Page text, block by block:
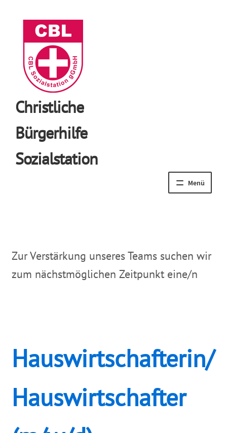
Christliche
Bürgerhilfe
Sozialstation
Menü
Behandlungspflege
Pflegeberatung
Wohngemeinschaft
Zur Verstärkung unseres Teams suchen wir
zum nächstmöglichen Zeitpunkt eine/n
Hauswirtschafterin/
Hauswirtschafter